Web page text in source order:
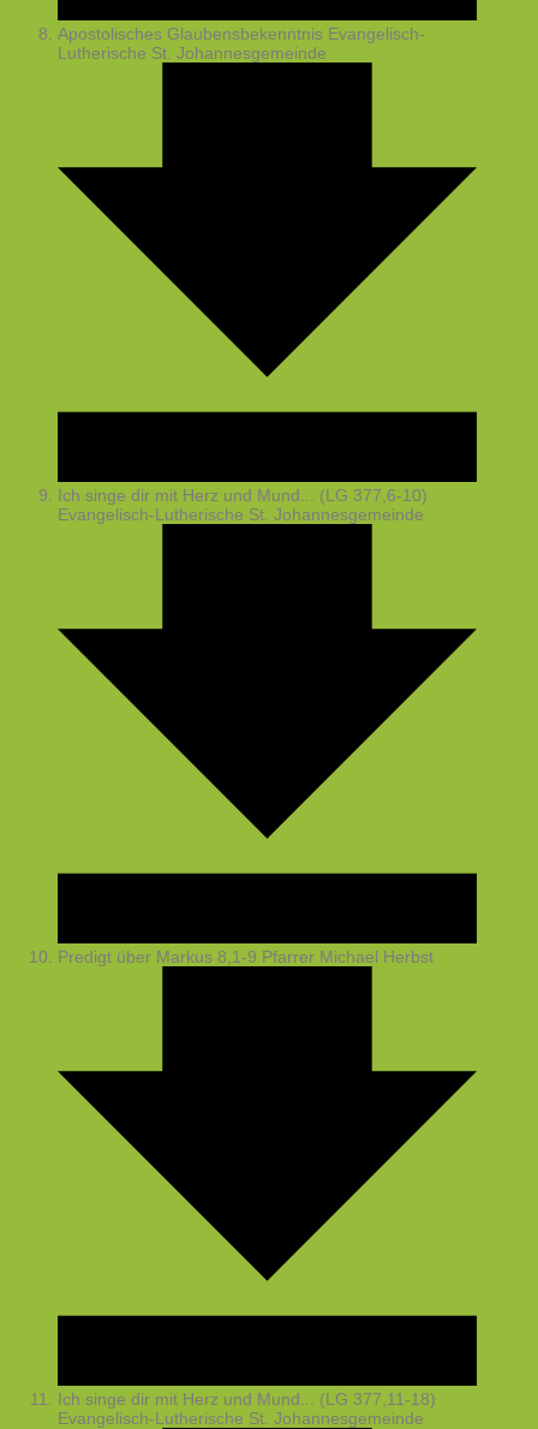
Apostolisches Glaubensbekenntnis Evangelisch-
Lutherische St. Johannesgemeinde
Ich singe dir mit Herz und Mund... (LG 377,6-10)
Evangelisch-Lutherische St. Johannesgemeinde
Predigt über Markus 8,1-9 Pfarrer Michael Herbst
Ich singe dir mit Herz und Mund... (LG 377,11-18)
Evangelisch-Lutherische St. Johannesgemeinde